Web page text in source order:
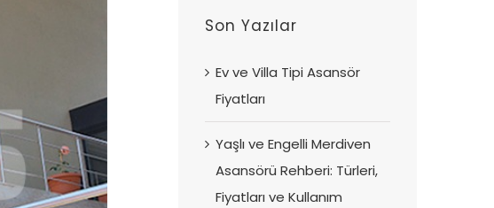
Son Yazılar
Ev ve Villa Tipi Asansör
Fiyatları
Yaşlı ve Engelli Merdiven
Asansörü Rehberi: Türleri,
Fiyatları ve Kullanım